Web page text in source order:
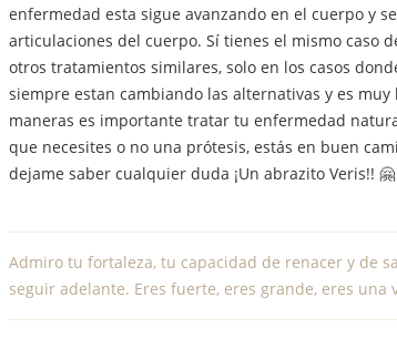
enfermedad esta sigue avanzando en el cuerpo y
articulaciones del cuerpo. Sí tienes el mismo caso
otros tratamientos similares, solo en los casos
siempre estan cambiando las alternativas y es
maneras es importante tratar tu enfermedad
que necesites o no una prótesis, estás en buen
dejame saber cualquier duda ¡Un abrazito Veris!!
Admiro tu fortaleza, tu capacidad de renacer y de
seguir adelante. Eres fuerte, eres grande, eres una